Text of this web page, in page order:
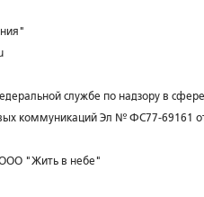
службе по надзору в сфере
коммуникаций Эл № ФС77-69161
"Жить в небе"